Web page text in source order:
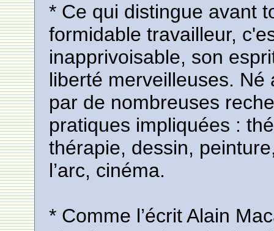
* Ce qui distingue avant
formidable travailleur,
inapprivoisable, son
liberté merveilleuses.
par de nombreuses
pratiques impliquées :
thérapie, dessin,
l’arc, cinéma.
* Comme l’écrit Alain